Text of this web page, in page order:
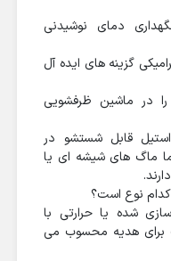
دمای نوشیدنی
گزینه های ایده آل
در ماشین ظرفشویی
قابل شستشو در
ماگ های شیشه ای یا
نوع است؟
شده یا حرارتی با
برای هدیه محسوب می